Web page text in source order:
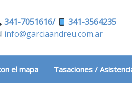
341-7051616/
341-3564235
info@garciaandreu.com.ar
el mapa Tasaciones /